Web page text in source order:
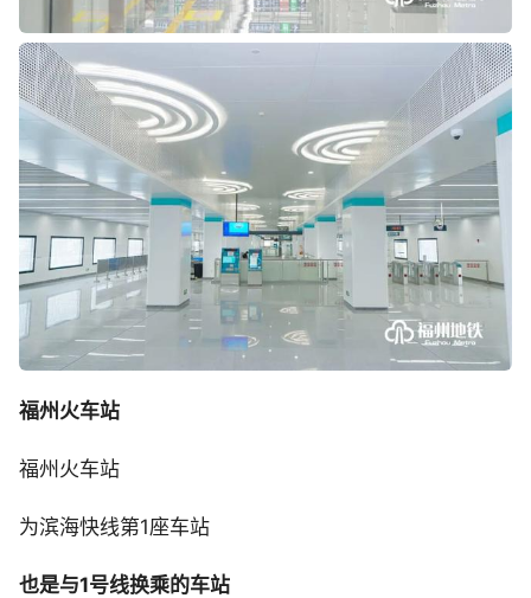
福州火车站
福州火车站
为滨海快线第1座车站
也是与1号线换乘的车站